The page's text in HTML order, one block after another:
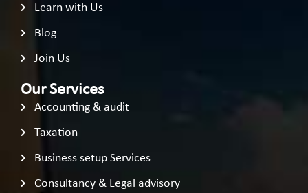
Learn with Us
Blog
Join Us
Our Services
Accounting & audit
Taxation
Business setup Services
Consultancy & Legal advisory